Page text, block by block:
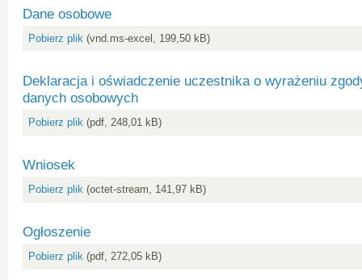
Dane osobowe
Pobierz plik (vnd.ms-excel, 199,50 kB)
Deklaracja i oświadczenie uczestnika o wyrażeniu
danych osobowych
Pobierz plik (pdf, 248,01 kB)
Wniosek
Pobierz plik (octet-stream, 141,97 kB)
Ogłoszenie
Pobierz plik (pdf, 272,05 kB)